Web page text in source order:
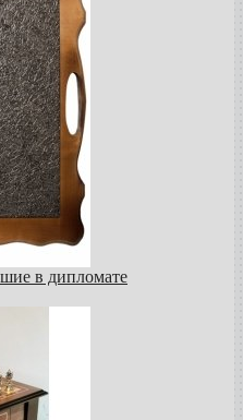
в дипломате